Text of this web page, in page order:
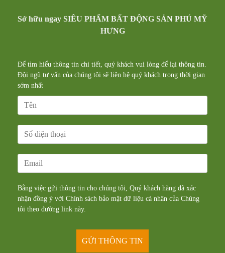
Sở hữu ngay SIÊU PHẨM BẤT ĐỘNG SẢN PHÚ MỸ
HƯNG
Để tìm hiểu thông tin chi tiết, quý khách vui lòng để lại thông tin.
Đội ngũ tư vấn của chúng tôi sẽ liên hệ quý khách trong thời gian
sớm nhất
Bằng việc gửi thông tin cho chúng tôi, Quý khách hàng đã xác
nhận đồng ý với Chính sách bảo mật dữ liệu cá nhân của Chúng
tôi theo đường link này.